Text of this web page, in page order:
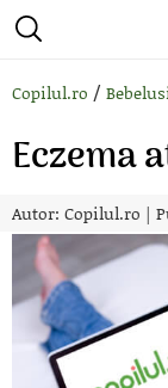
Copilul.ro /
Eczema
Autor: Copilul.ro |